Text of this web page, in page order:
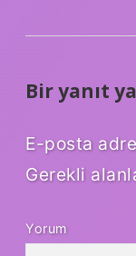
Bir yanıt
E-posta
Gerekli
Yorum